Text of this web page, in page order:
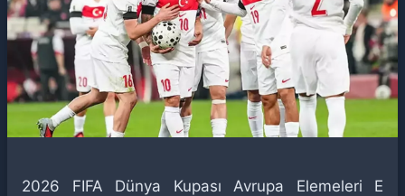
2026 FIFA Dünya Kupası Avrupa Elemeleri E